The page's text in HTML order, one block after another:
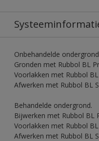
Onbehandelde
Gronden met Rubbol BL
Voorlakken met Rubbol
Afwerken met Rubbol BL
Behandelde ondergrond.
Bijwerken met Rubbol BL
Voorlakken met Rubbol
Afwerken met Rubbol BL